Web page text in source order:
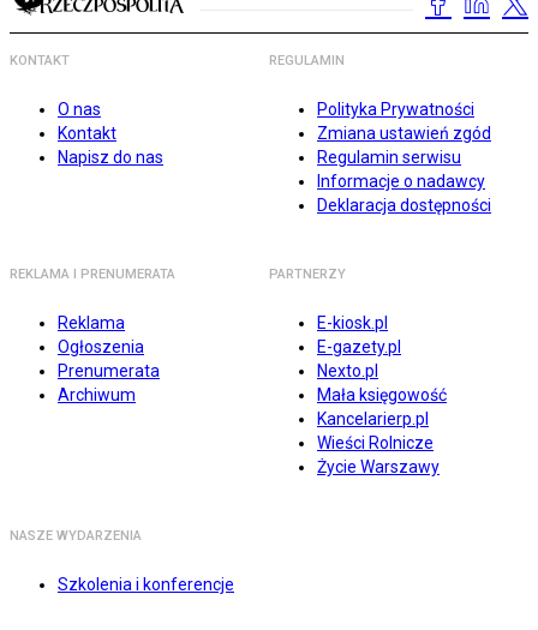
KONTAKT
O nas
Kontakt
Napisz do nas
REGULAMIN
Polityka Prywatności
Zmiana ustawień zgód
Regulamin serwisu
Informacje o nadawcy
Deklaracja dostępności
REKLAMA I PRENUMERATA
Reklama
Ogłoszenia
Prenumerata
Archiwum
PARTNERZY
E-kiosk.pl
E-gazety.pl
Nexto.pl
Mała księgowość
Kancelarierp.pl
Wieści Rolnicze
Życie Warszawy
NASZE WYDARZENIA
Szkolenia i konferencje